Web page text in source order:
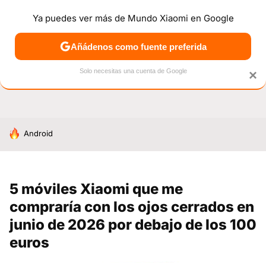
NOTICIAS MÓVILES TUTORIALES OFERTAS
HOY SE HABLA DE
Android
5 móviles Xiaomi que me
compraría con los ojos cerrados en
junio de 2026 por debajo de los 100
euros
×
Ya puedes ver más de Mundo Xiaomi en Google
Añádenos como fuente preferida
Solo necesitas una cuenta de Google